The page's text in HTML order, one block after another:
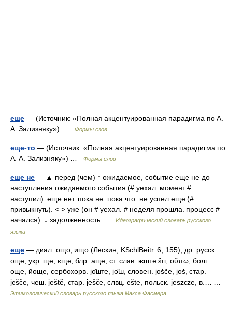
еще — (Источник: «Полная акцентуированная парадигма по А.
А. Зализняку») …
Формы слов
еще-то — (Источник: «Полная акцентуированная парадигма по
А. А. Зализняку») …
Формы слов
еще не — ▲ перед (чем) ↑ ожидаемое, событие еще не до
наступления ожидаемого события (# уехал. момент #
наступил). еще нет. пока не. пока что. не успел еще (#
привыкнуть). < > уже (он # уехал. # неделя прошла. процесс #
начался). ↓ задолженность …
Идеографический словарь русского
языка
еще — диал. ощо, ищо (Лескин, KSchlBeitr. 6, 155), др. русск.
още, укр. ще, єще, блр. аще, ст. слав. ѥште ἔτι, οὔπω, болг.
още, йоще, сербохорв. jо̏ште, jо̏ш, словен. jošče, još, стар.
ješče, чеш. ještě, стар. ješče, слвц. ešte, польск. jeszcze, в.… …
Этимологический словарь русского языка Макса Фасмера